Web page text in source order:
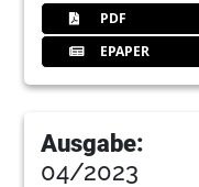
PDF
EPAPER
Ausgabe:
04/2023